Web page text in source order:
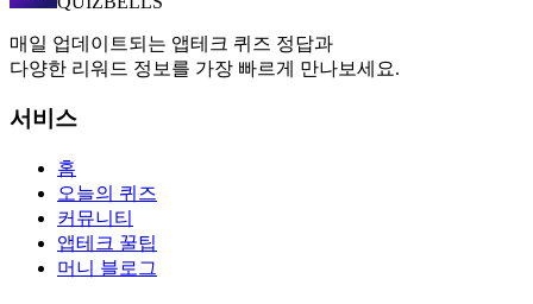
매일 업데이트되는 앱테크 퀴즈 정답과
다양한 리워드 정보를 가장 빠르게 만나보세요.
서비스
홈
오늘의 퀴즈
커뮤니티
앱테크 꿀팁
머니 블로그